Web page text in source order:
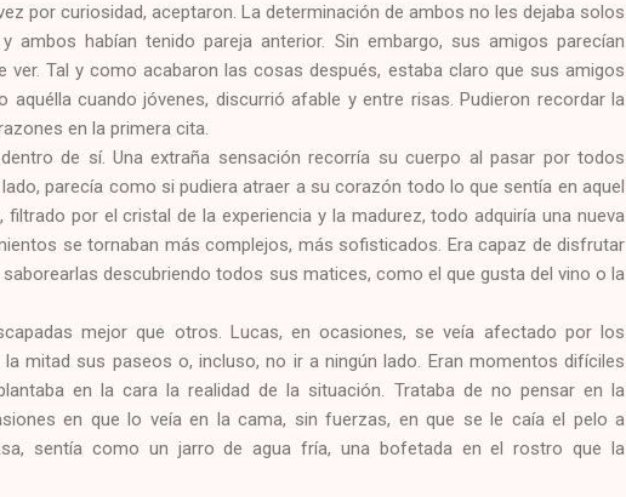
por curiosidad, aceptaron. La determinación de ambos no les dejaba solos
ambos habían tenido pareja anterior. Sin embargo, sus amigos parecían
ver. Tal y como acabaron las cosas después, estaba claro que sus amigos
cuando jóvenes, discurrió afable y entre risas. Pudieron recordar la
en la primera cita.
de sí. Una extraña sensación recorría su cuerpo al pasar por todos
parecía como si pudiera atraer a su corazón todo lo que sentía en aquel
filtrado por el cristal de la experiencia y la madurez, todo adquiría una nueva
se tornaban más complejos, más sofisticados. Era capaz de disfrutar
descubriendo todos sus matices, como el que gusta del vino o la
mejor que otros. Lucas, en ocasiones, se veía afectado por los
mitad sus paseos o, incluso, no ir a ningún lado. Eran momentos difíciles
en la cara la realidad de la situación. Trataba de no pensar en la
en que lo veía en la cama, sin fuerzas, en que se le caía el pelo a
sentía como un jarro de agua fría, una bofetada en el rostro que la